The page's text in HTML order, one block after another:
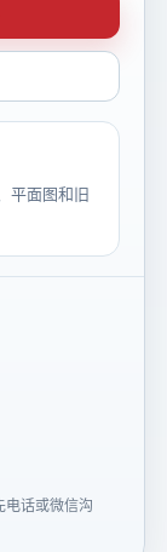
平面图和旧
电话或微信沟